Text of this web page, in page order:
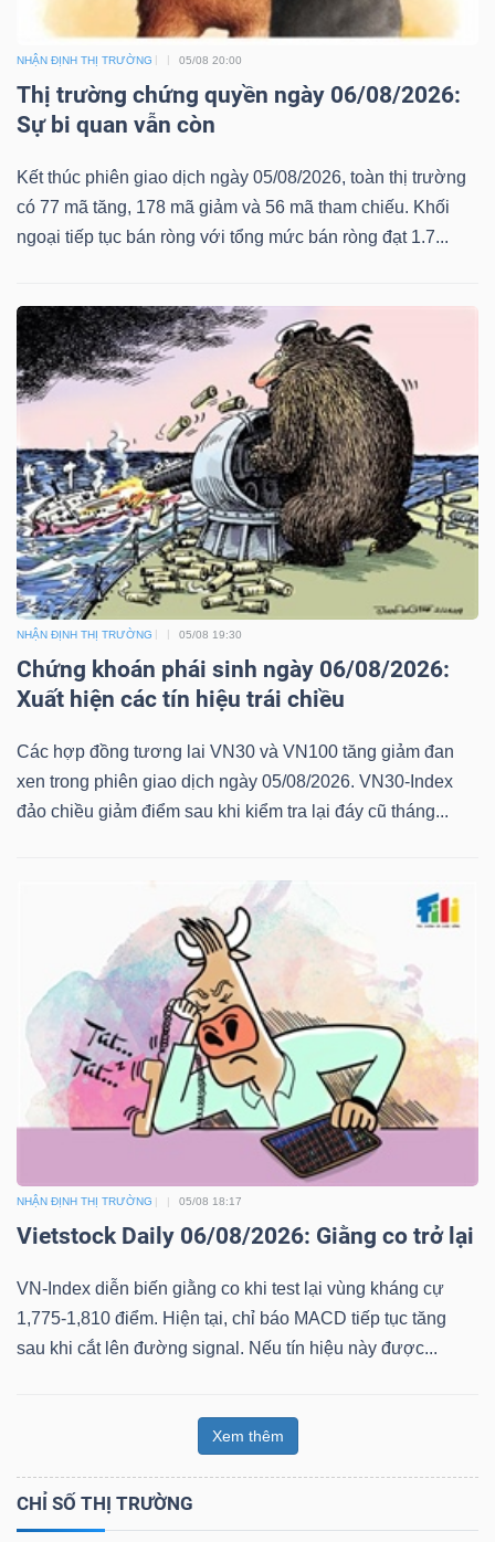
NHẬN ĐỊNH THỊ TRƯỜNG 05/08 20:00
Thị trường chứng quyền ngày 06/08/2026:
Sự bi quan vẫn còn
Kết thúc phiên giao dịch ngày 05/08/2026, toàn thị trường
có 77 mã tăng, 178 mã giảm và 56 mã tham chiếu. Khối
ngoại tiếp tục bán ròng với tổng mức bán ròng đạt 1.7...
NHẬN ĐỊNH THỊ TRƯỜNG 05/08 19:30
Chứng khoán phái sinh ngày 06/08/2026:
Xuất hiện các tín hiệu trái chiều
Các hợp đồng tương lai VN30 và VN100 tăng giảm đan
xen trong phiên giao dịch ngày 05/08/2026. VN30-Index
đảo chiều giảm điểm sau khi kiểm tra lại đáy cũ tháng...
NHẬN ĐỊNH THỊ TRƯỜNG 05/08 18:17
Vietstock Daily 06/08/2026: Giằng co trở lại
VN-Index diễn biến giằng co khi test lại vùng kháng cự
1,775-1,810 điểm. Hiện tại, chỉ báo MACD tiếp tục tăng
sau khi cắt lên đường signal. Nếu tín hiệu này được...
Xem thêm
CHỈ SỐ THỊ TRƯỜNG